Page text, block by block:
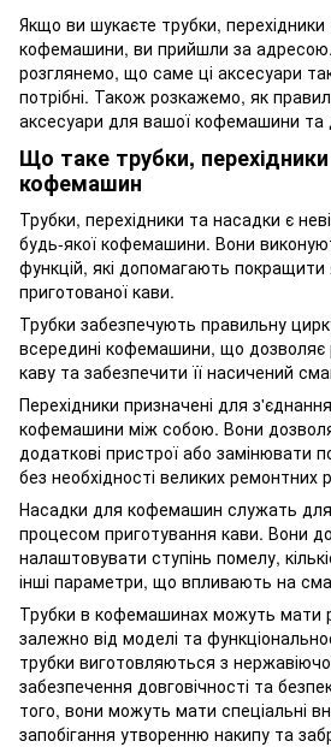
Якщо ви шукаєте трубки,
кофемашини, ви прийшли за адресою.
розглянемо, що саме ці аксесуари
потрібні. Також розкажемо, як
аксесуари для вашої кофемашини та
Що таке трубки,
кофемашин
Трубки, перехідники та насадки є
будь-якої кофемашини. Вони
функцій, які допомагають покращити
приготованої кави.
Трубки забезпечують правильну
всередині кофемашини, що дозволяє
каву та забезпечити її насичений
Перехідники призначені для
кофемашини між собою. Вони
додаткові пристрої або замінювати
без необхідності великих ремонтних
Насадки для кофемашин служать
процесом приготування кави. Вони
налаштовувати ступінь помелу,
інші параметри, що впливають на
Трубки в кофемашинах можуть мати
залежно від моделі та
трубки виготовляються з
забезпечення довговічності та
того, вони можуть мати спеціальні
запобігання утворенню накипу та